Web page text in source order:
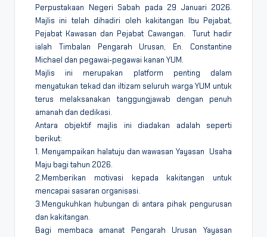
Perpustakaan Negeri Sabah pada 29 Januari 2026.
Majlis ini telah dihadiri oleh kakitangan Ibu Pejabat,
Pejabat Kawasan dan Pejabat Cawangan. Turut hadir
ialah Timbalan Pengarah Urusan, En. Constantine
Michael dan pegawai-pegawai kanan YUM.
Majlis ini merupakan platform penting dalam
menyatukan tekad dan iltizam seluruh warga YUM untuk
terus melaksanakan tanggungjawab dengan penuh
amanah dan dedikasi.
Antara objektif majlis ini diadakan adalah seperti
berikut:
1. Menyampaikan halatuju dan wawasan Yayasan Usaha
Maju bagi tahun 2026.
2.Memberikan motivasi kepada kakitangan untuk
mencapai sasaran organisasi.
3.Mengukuhkan hubungan di antara pihak pengurusan
dan kakitangan.
Bagi membaca amanat Pengarah Urusan Yayasan